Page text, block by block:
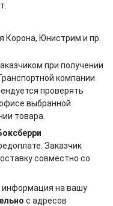
Корона, Юнистрим и пр.
при получении
компании
проверять
выбранной
товара.
Заказчик
совместно со
информация на вашу
с адресов